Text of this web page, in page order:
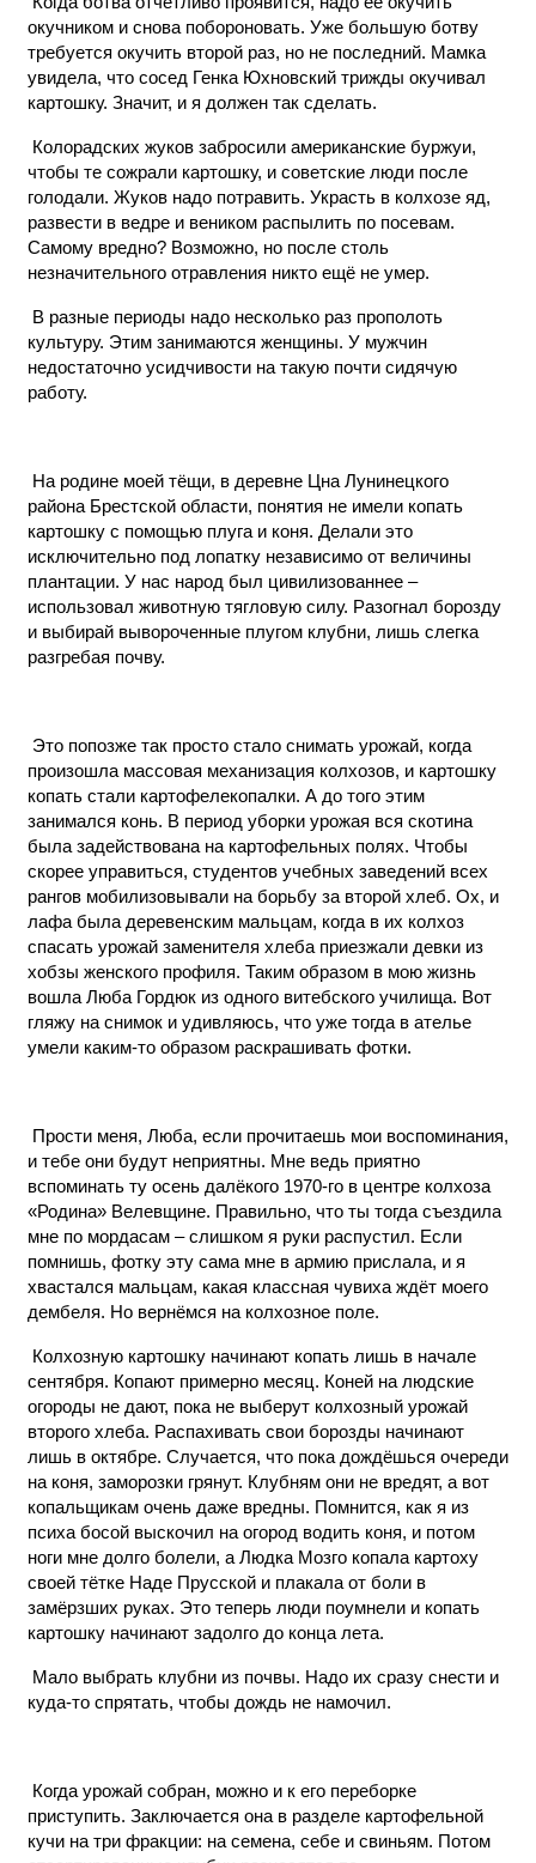
окучником и снова побороновать. Уже большую ботву
требуется окучить второй раз, но не последний. Мамка
увидела, что сосед Генка Юхновский трижды окучивал
картошку. Значит, и я должен так сделать.
Колорадских жуков забросили американские буржуи,
чтобы те сожрали картошку, и советские люди после
голодали. Жуков надо потравить. Украсть в колхозе яд,
развести в ведре и веником распылить по посевам.
Самому вредно? Возможно, но после столь
незначительного отравления никто ещё не умер.
В разные периоды надо несколько раз прополоть
культуру. Этим занимаются женщины. У мужчин
недостаточно усидчивости на такую почти сидячую
работу.
На родине моей тёщи, в деревне Цна Лунинецкого
района Брестской области, понятия не имели копать
картошку с помощью плуга и коня. Делали это
исключительно под лопатку независимо от величины
плантации. У нас народ был цивилизованнее –
использовал животную тягловую силу. Разогнал борозду
и выбирай вывороченные плугом клубни, лишь слегка
разгребая почву.
Это попозже так просто стало снимать урожай, когда
произошла массовая механизация колхозов, и картошку
копать стали картофелекопалки. А до того этим
занимался конь. В период уборки урожая вся скотина
была задействована на картофельных полях. Чтобы
скорее управиться, студентов учебных заведений всех
рангов мобилизовывали на борьбу за второй хлеб. Ох, и
лафа была деревенским мальцам, когда в их колхоз
спасать урожай заменителя хлеба приезжали девки из
хобзы женского профиля. Таким образом в мою жизнь
вошла Люба Гордюк из одного витебского училища. Вот
гляжу на снимок и удивляюсь, что уже тогда в ателье
умели каким-то образом раскрашивать фотки.
Прости меня, Люба, если прочитаешь мои воспоминания,
и тебе они будут неприятны. Мне ведь приятно
вспоминать ту осень далёкого 1970-го в центре колхоза
«Родина» Велевщине. Правильно, что ты тогда съездила
мне по мордасам – слишком я руки распустил. Если
помнишь, фотку эту сама мне в армию прислала, и я
хвастался мальцам, какая классная чувиха ждёт моего
дембеля. Но вернёмся на колхозное поле.
Колхозную картошку начинают копать лишь в начале
сентября. Копают примерно месяц. Коней на людские
огороды не дают, пока не выберут колхозный урожай
второго хлеба. Распахивать свои борозды начинают
лишь в октябре. Случается, что пока дождёшься очереди
на коня, заморозки грянут. Клубням они не вредят, а вот
копальщикам очень даже вредны. Помнится, как я из
психа босой выскочил на огород водить коня, и потом
ноги мне долго болели, а Людка Мозго копала картоху
своей тётке Наде Прусской и плакала от боли в
замёрзших руках. Это теперь люди поумнели и копать
картошку начинают задолго до конца лета.
Мало выбрать клубни из почвы. Надо их сразу снести и
куда-то спрятать, чтобы дождь не намочил.
Когда урожай собран, можно и к его переборке
приступить. Заключается она в разделе картофельной
кучи на три фракции: на семена, себе и свиньям. Потом